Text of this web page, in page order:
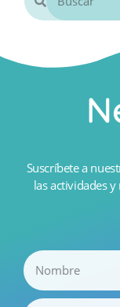
Suscríbete a
las actividades